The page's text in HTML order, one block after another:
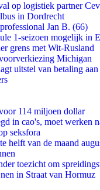
op logistiek partner
in Dordrecht
Jan B. (66)
1-seizoen mogelijk in
grens met Wit-Rusland
Michigan
uitstel van betaling aan
114 miljoen dollar
in cao's, moet werken
seksfora
helft van de maand
toezicht om
in Straat van Hormuz